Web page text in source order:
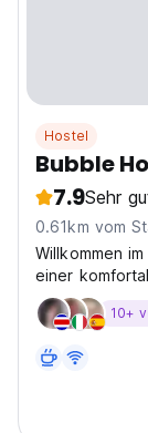
Hostel
Bubble
7.9Sehr
0.61km vom
Willkommen
einer
Unterkunft im
der richtige10+